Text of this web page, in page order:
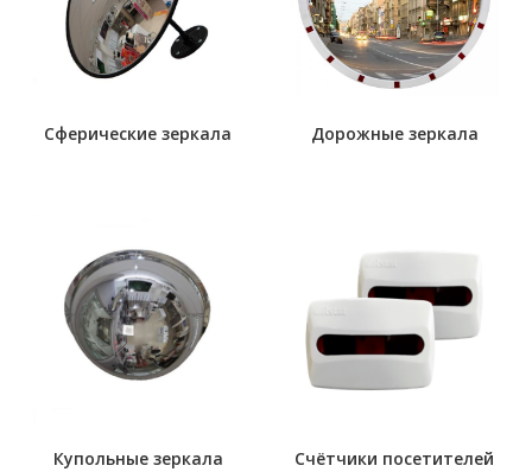
Сферические зеркала Дорожные зеркала
Купольные зеркала Счётчики посетителей